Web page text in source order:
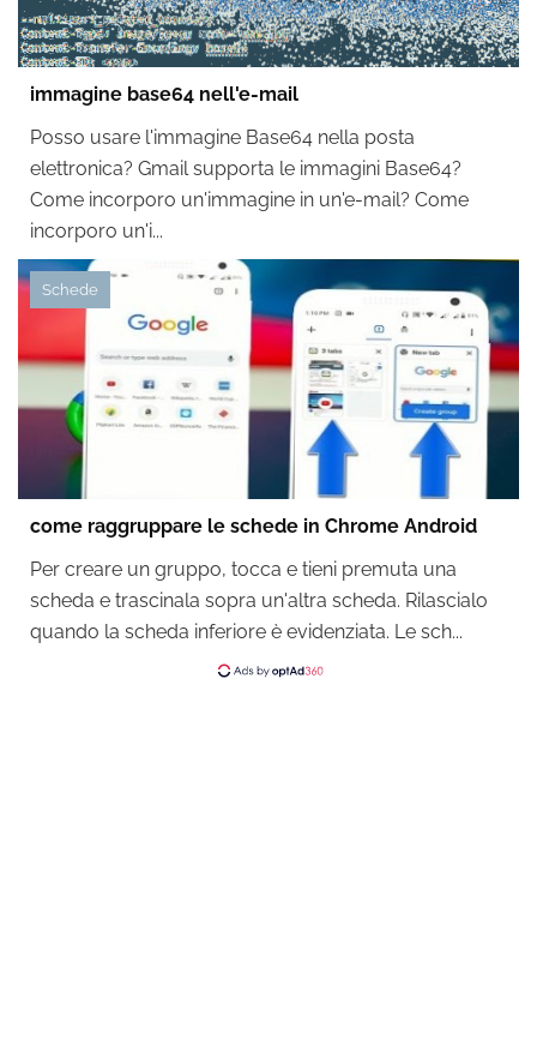
immagine base64 nell'e-mail
Posso usare l'immagine Base64 nella posta
elettronica? Gmail supporta le immagini Base64?
Come incorporo un'immagine in un'e-mail? Come
incorporo un'i...
Schede
come raggruppare le schede in Chrome Android
Per creare un gruppo, tocca e tieni premuta una
scheda e trascinala sopra un'altra scheda. Rilascialo
quando la scheda inferiore è evidenziata. Le sch...